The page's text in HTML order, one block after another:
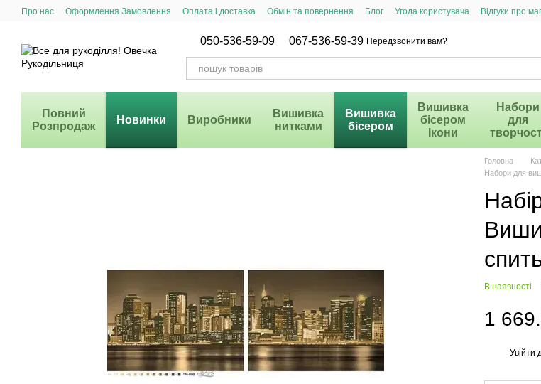
Перейти до основного контенту
Про нас Оформлення Замовлення Оплата і доставка Обмін та повернення Блог Угода користувача
Відгуки про
050-536-59-09 067-536-59-39 Передзвонити вам?
Повний
Розпродаж
Новинки Виробники
Вишивка
нитками
Вишивка
бісером
Вишивка
бісером
Ікони
Набори
для
Головна
Набори для
В наявності
1
Увійти